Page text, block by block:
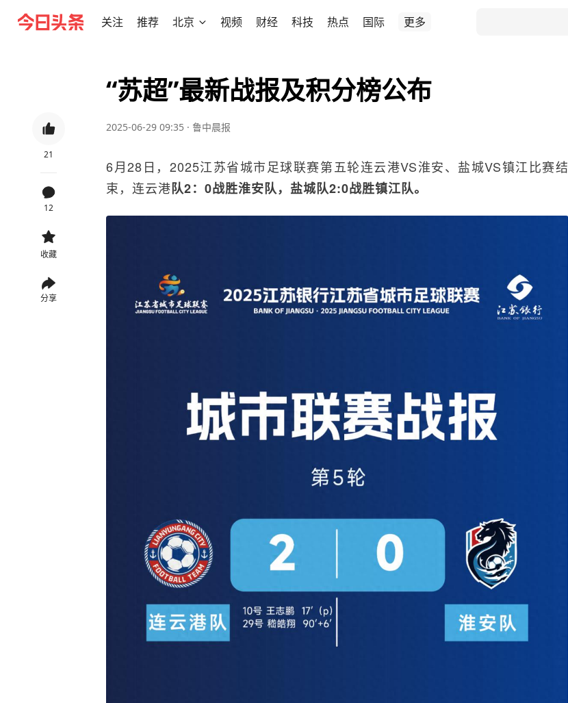
关注 推荐 北京 视频 财经 科技 热点 国际 更多
21
12
收藏
分享
“苏超”最新战报及积分榜公布
2025-06-29 09:35 · 鲁中晨报
6月28日，2025江苏省城市足球联赛第五轮连云港VS淮安、盐城VS镇江比赛结
束，连云港队2：0战胜淮安队，盐城队2:0战胜镇江队。